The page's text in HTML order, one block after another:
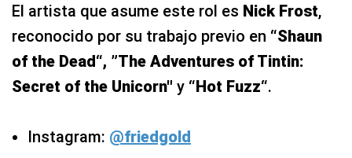
El artista que asume este rol es Nick Frost,
reconocido por su trabajo previo en “Shaun
of the Dead“, ”The Adventures of Tintin:
Secret of the Unicorn" y “Hot Fuzz“.
Instagram: @friedgold